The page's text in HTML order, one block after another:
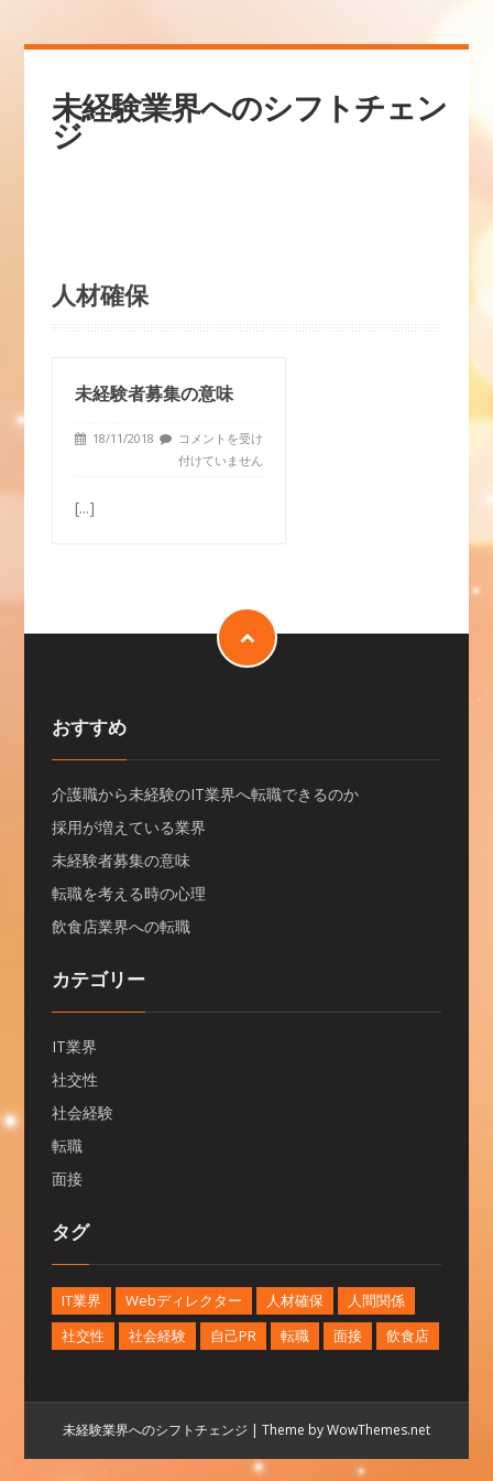
未経験業界へのシフトチェン
ジ
人材確保
未経験者募集の意味
18/11/2018
コメントを受け
付けていません
[...]
おすすめ
介護職から未経験のIT業界へ転職できるのか
採用が増えている業界
未経験者募集の意味
転職を考える時の心理
飲食店業界への転職
カテゴリー
IT業界
社交性
社会経験
転職
面接
タグ
IT業界 Webディレクター 人材確保
人間関係
社交性
社会経験 自己PR 転職 面接 飲食店
未経験業界へのシフトチェンジ | Theme by WowThemes.net